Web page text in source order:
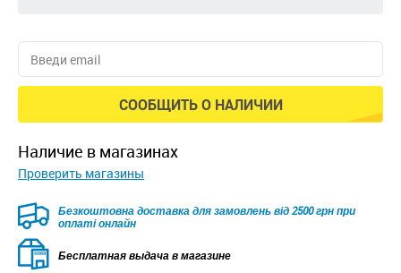
СООБЩИТЬ О НАЛИЧИИ
наличие в магазинах
Проверить магазины
Безкоштовна доставка для замовлень від 2500 грн при
оплаті онлайн
Бесплатная выдача в магазине